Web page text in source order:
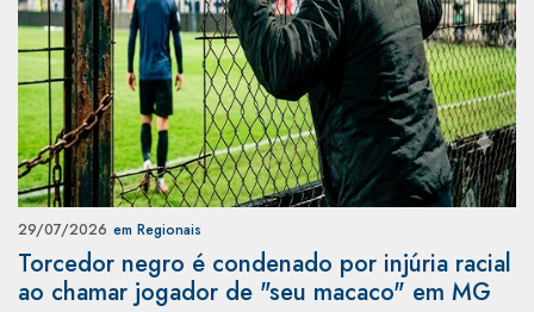
29/07/2026 em Regionais
Torcedor negro é condenado por injúria racial
ao chamar jogador de "seu macaco" em MG